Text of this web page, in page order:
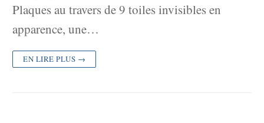
Plaques au travers de 9 toiles invisibles en
apparence, une…
EN LIRE PLUS →